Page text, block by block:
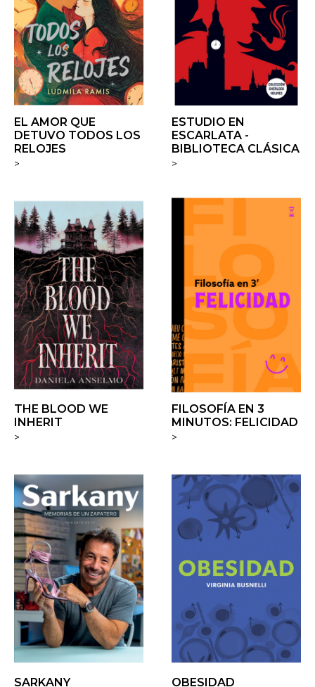
EL AMOR QUE
DETUVO TODOS LOS
RELOJES
>
ESTUDIO EN
ESCARLATA -
BIBLIOTECA CLÁSICA
>
THE BLOOD WE
INHERIT
>
FILOSOFÍA EN 3
MINUTOS: FELICIDAD
>
SARKANY OBESIDAD